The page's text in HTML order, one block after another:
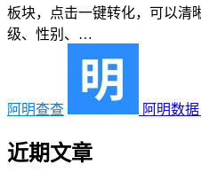
板块，点击一键转化，可以清
级、性别、…
阿明查查 阿明数据
近期文章